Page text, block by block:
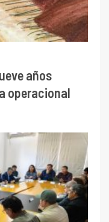
años
operacional